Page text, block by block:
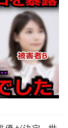
に言葉を失